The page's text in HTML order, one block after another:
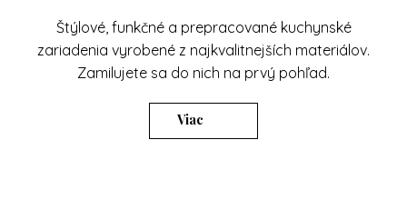
Štýlové, funkčné a prepracované kuchynské
zariadenia vyrobené z najkvalitnejších materiálov.
Zamilujete sa do nich na prvý pohľad.
Viac